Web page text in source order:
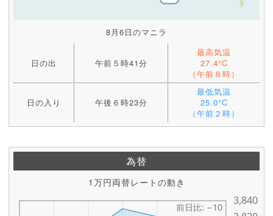
8月6日のマニラ
日の出 午前５時41分
最高気温
27.4°C
（午前８時）
日の入り 午後６時23分
最低気温
25.0°C
（午前２時）
為替
1万円両替レートの動き